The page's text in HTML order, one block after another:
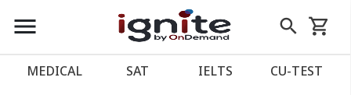
close
account_balance หน้าแรก
menu search
Skip
to
shopping_cart
รถเข็น
MEDICAL SAT IELTS CU‑TEST